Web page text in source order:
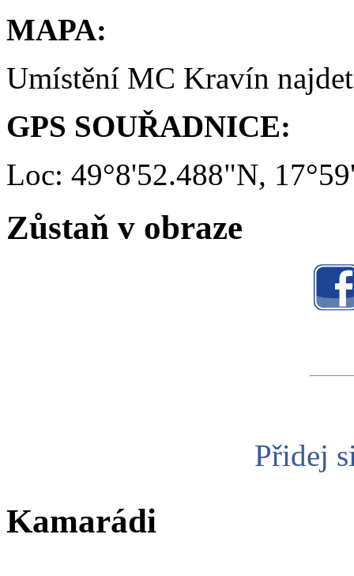
MAPA:
Umístění MC Kravín
GPS SOUŘADNICE:
Loc: 49°8'52.488"N,
Zůstaň v obraze
Přidej
Kamarádi